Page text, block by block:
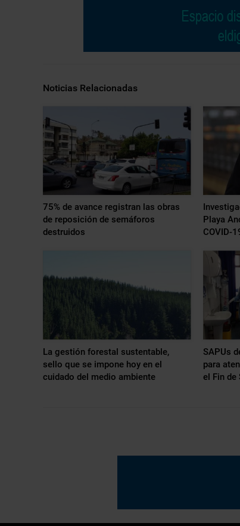
Noticias Relacionadas
75% de avance registran las obras
de reposición de semáforos
destruidos
Playa
COVID-
La gestión forestal sustentable,
sello que se impone hoy en el
cuidado del medio ambiente
SAPUs
para
el Fin de